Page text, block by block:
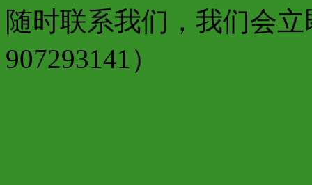
随时联系我们，我们会
907293141）